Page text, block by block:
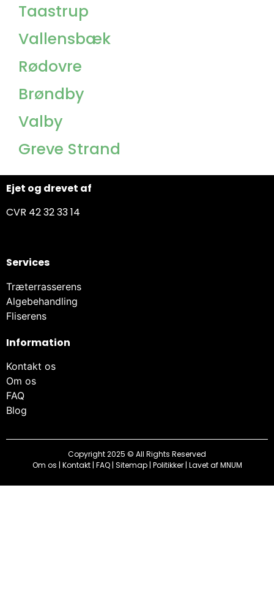
Taastrup
Vallensbæk
Rødovre
Brøndby
Valby
Greve Strand
Ejet og drevet af
CVR 42 32 33 14
Services
Træterrasserens
Algebehandling
Fliserens
Information
Kontakt os
Om os
FAQ
Blog
Copyright 2025 © All Rights Reserved
Om os | Kontakt| FAQ| Sitemap| Politikker| Lavet afMNUM